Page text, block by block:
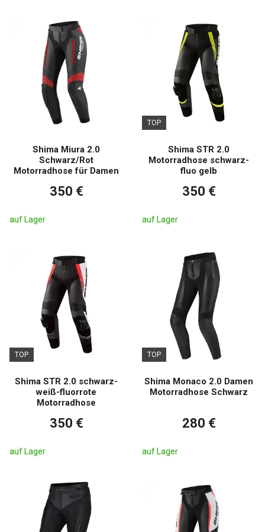
Shima Miura 2.0
Schwarz/Rot
Motorradhose für Damen
350 €
auf Lager
TOP
Shima STR 2.0
Motorradhose schwarz-
fluo gelb
350 €
auf Lager
TOP
Shima STR 2.0 schwarz-
weiß-fluorrote
Motorradhose
350 €
auf Lager
TOP
Shima Monaco 2.0 Damen
Motorradhose Schwarz
280 €
auf Lager